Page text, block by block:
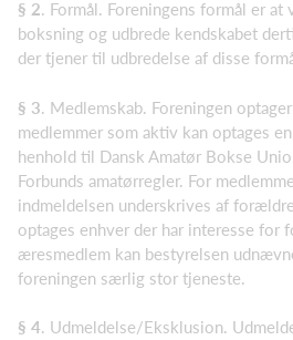
§ 2. Formål. Foreningens formål er
boksning og udbrede kendskabet
der tjener til udbredelse af disse
§ 3 . Medlemskab. Foreningen
medlemmer som aktiv kan optages
henhold til Dansk Amatør Bokse
Forbunds amatørregler. For
indmeldelsen underskrives af
optages enhver der har interesse for
æresmedlem kan bestyrelsen
foreningen særlig stor tjeneste.
§ 4. Udmeldelse/Eksklusion.